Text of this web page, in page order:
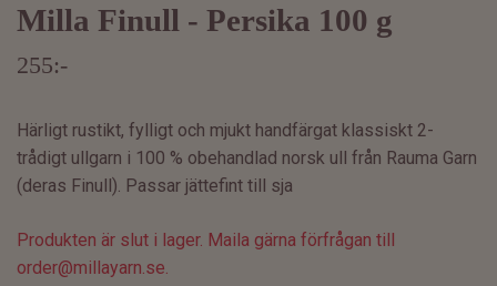
Milla Finull - Persika 100 g
255:-
Härligt rustikt, fylligt och mjukt handfärgat klassiskt 2-
trådigt ullgarn i 100 % obehandlad norsk ull från Rauma Garn
(deras Finull). Passar jättefint till sja
Produkten är slut i lager. Maila gärna förfrågan till
order@millayarn.se.